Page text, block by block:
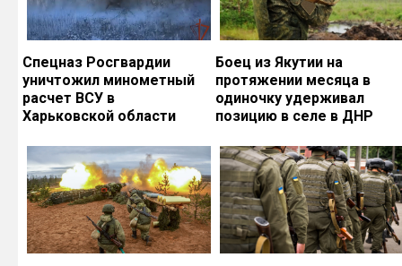
Спецназ Росгвардии
уничтожил минометный
расчет ВСУ в
Харьковской области
Боец из Якутии на
протяжении месяца в
одиночку удерживал
позицию в селе в ДНР